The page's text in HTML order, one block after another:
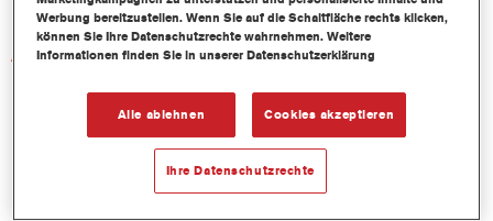
Artikelnummer
Materialnummer
Werbung bereitzustellen. Wenn Sie auf die Schaltfläche rechts klicken,
können Sie Ihre Datenschutzrechte wahrnehmen. Weitere
Informationen finden Sie in unserer Datenschutzerklärung
Alle ablehnen Cookies akzeptieren
Ihre Datenschutzrechte